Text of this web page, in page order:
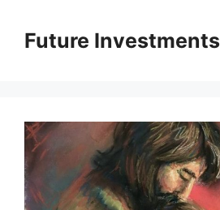
вмістуFuture Investments